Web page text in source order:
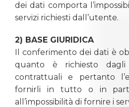
dei dati comporta
servizi richiesti dall’utente.
2) BASE GIURIDICA
Il conferimento dei dati è
quanto è richiesto
contrattuali e pertanto
fornirli in tutto o in
all’impossibilità di fornire i